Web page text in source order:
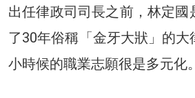
出任律政司司長之前，林定國
了30年俗稱「金牙大狀」的
小時候的職業志願很是多元化。